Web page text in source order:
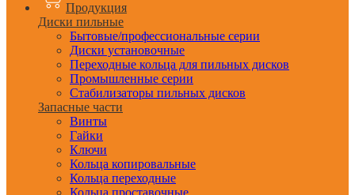
Продукция
Диски пильные
Бытовые/профессиональные серии
Диски установочные
Переходные кольца для пильных дисков
Промышленные серии
Стабилизаторы пильных дисков
Запасные части
Винты
Гайки
Ключи
Кольца копировальные
Кольца переходные
Кольца проставочные